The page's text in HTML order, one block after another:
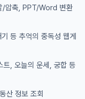
/압축, PPT/Word 변환
등 추억의 중독성 웹게
, 오늘의 운세, 궁합 등
산 정보 조회